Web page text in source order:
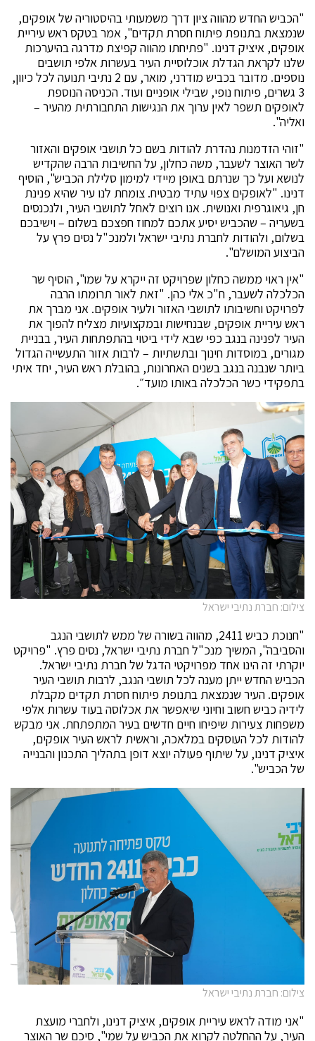
"הכביש החדש מהווה ציון דרך משמעותי בהיסטוריה של אופקים,
שנמצאת בתנופת פיתוח חסרת תקדים", אמר בטקס ראש עיריית
אופקים, איציק דנינו. "פתיחתו מהווה קפיצת מדרגה בהיערכות
שלנו לקראת הגדלת אוכלוסיית העיר בעשרות אלפי תושבים
נוספים. מדובר בכביש מודרני, מואר, עם 2 נתיבי תנועה לכל כיוון,
3 גשרים, פיתוח נופי, שבילי אופניים ועוד. הכניסה הנוספת
לאופקים תשפר לאין ערוך את הנגישות התחבורתית מהעיר –
ואליה".
"זוהי הזדמנות נהדרת להודות בשם כל תושבי אופקים והאזור
לשר האוצר לשעבר, משה כחלון, על החשיבות הרבה שהקדיש
לנושא ועל כך שנרתם באופן מיידי למימון סלילת הכביש", הוסיף
דנינו. "לאופקים צפוי עתיד מבטיח. צומחת לנו עיר שהיא פנינת
חן, גיאוגרפית ואנושית. אנו רוצים לאחל לתושבי העיר, ולנכנסים
בשעריה – שהכביש יסיע אתכם למחוז חפצכם בשלום – וישיבכם
בשלום, ולהודות לחברת נתיבי ישראל ולמנכ"ל נסים פרץ על
הביצוע המושלם".
"אין ראוי ממשה כחלון שפרויקט זה ייקרא על שמו", הוסיף שר
הכלכלה לשעבר, ח"כ אלי כהן. "זאת לאור תרומתו הרבה
לפרויקט וחשיבותו לתושבי האזור ולעיר אופקים. אני מברך את
ראש עיריית אופקים, שבנחישות ובמקצועיות מצליח להפוך את
העיר לפנינה בנגב כפי שבא לידי ביטוי בהתפתחות העיר, בבניית
מגורים, במוסדות חינוך ובתשתיות – לרבות אזור התעשייה הגדול
ביותר שנבנה בנגב בשנים האחרונות, בהובלת ראש העיר, יחד איתי
בתפקידי כשר הכלכלה באותו מועד״.
צילום: חברת נתיבי ישראל
"חנוכת כביש 2411, מהווה בשורה של ממש לתושבי הנגב
והסביבה", המשיך מנכ"ל חברת נתיבי ישראל, נסים פרץ. "פרויקט
יוקרתי זה הינו אחד מפרויקטי הדגל של חברת נתיבי ישראל.
הכביש החדש ייתן מענה לכל תושבי הנגב, לרבות תושבי העיר
אופקים. העיר שנמצאת בתנופת פיתוח חסרת תקדים מקבלת
לידיה כביש חשוב וחיוני שיאפשר את אכלוסה בעוד עשרות אלפי
משפחות צעירות שיפיחו חיים חדשים בעיר המתפתחת. אני מבקש
להודות לכל העוסקים במלאכה, וראשית לראש העיר אופקים,
איציק דנינו, על שיתוף פעולה יוצא דופן בתהליך התכנון והבנייה
של הכביש".
צילום: חברת נתיבי ישראל
"אני מודה לראש עיריית אופקים, איציק דנינו, ולחברי מועצת
העיר, על ההחלטה לקרוא את הכביש על שמי", סיכם שר האוצר